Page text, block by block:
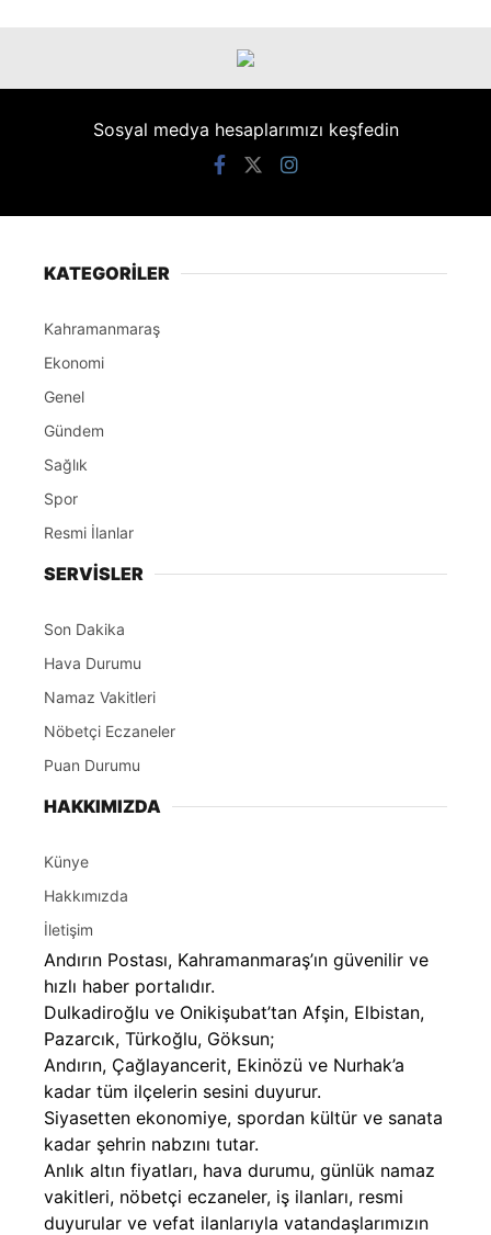
Sosyal medya hesaplarımızı keşfedin
KATEGORİLER
Kahramanmaraş
Ekonomi
Genel
Gündem
Sağlık
Spor
Resmi İlanlar
SERVİSLER
Son Dakika
Hava Durumu
Namaz Vakitleri
Nöbetçi Eczaneler
Puan Durumu
HAKKIMIZDA
Künye
Hakkımızda
İletişim
Andırın Postası, Kahramanmaraş’ın güvenilir ve
hızlı haber portalıdır.
Dulkadiroğlu ve Onikişubat’tan Afşin, Elbistan,
Pazarcık, Türkoğlu, Göksun;
Andırın, Çağlayancerit, Ekinözü ve Nurhak’a
kadar tüm ilçelerin sesini duyurur.
Siyasetten ekonomiye, spordan kültür ve sanata
kadar şehrin nabzını tutar.
Anlık altın fiyatları, hava durumu, günlük namaz
vakitleri, nöbetçi eczaneler, iş ilanları, resmi
duyurular ve vefat ilanlarıyla vatandaşlarımızın